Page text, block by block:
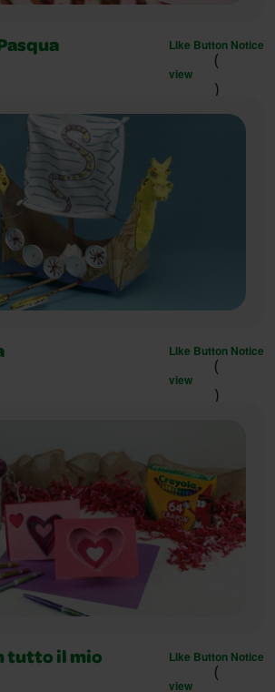
Like Button Notice
(
view
)
Like Button Notice
(
view
)
tutto il mio
Like Button Notice
(
view